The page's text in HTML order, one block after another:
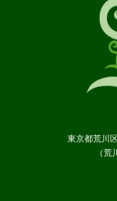
東京都荒川
（